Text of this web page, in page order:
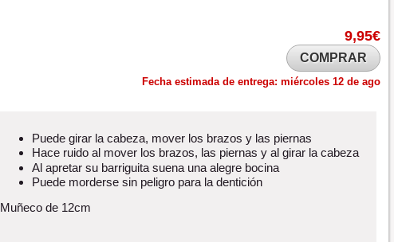
9,95€
COMPRAR
Fecha estimada de entrega: miércoles 12 de ago
Puede girar la cabeza, mover los brazos y las piernas
Hace ruido al mover los brazos, las piernas y al girar la cabeza
Al apretar su barriguita suena una alegre bocina
Puede morderse sin peligro para la dentición
Muñeco de 12cm